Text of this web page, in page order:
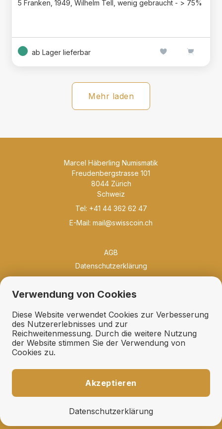
5 Franken, 1949, Wilhelm Tell, wenig gebraucht - > 75%
ab Lager lieferbar
Mehr laden
Marcel Häberling Numismatik
Freudenbergstrasse 101
8044 Zürich
Schweiz
Tel: +41 44 362 62 47
E-Mail: mail@swisscoin.ch
AGB
Datenschutzerklärung
Philosophie
Neuigkeiten
Qualität und Erhaltung
Erhaltungsfächer
Geschenkideen
Expertisen und Schätzungen
Fehllisten und Suchdienst
Auktionsaufträge
Verwendung von Cookies
Diese Website verwendet Cookies zur Verbesserung
des Nutzererlebnisses und zur
Reichweitenmessung. Durch die weitere Nutzung
der Website stimmen Sie der Verwendung von
Cookies zu.
Akzeptieren
Datenschutzerklärung